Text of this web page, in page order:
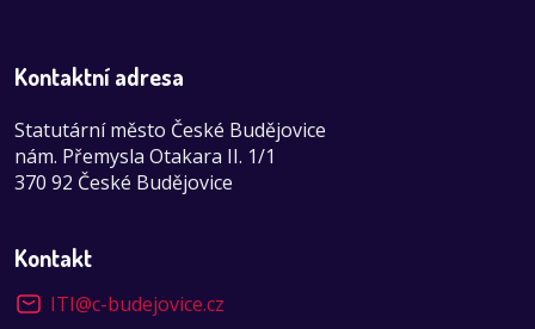
Kontaktní adresa
Statutární město České Budějovice
nám. Přemysla Otakara II. 1/1
370 92 České Budějovice
Kontakt
ITI@c-budejovice.cz